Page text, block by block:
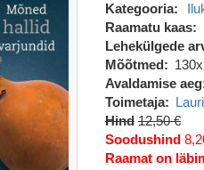
Kategooria
Raamatu kaas
Lehekülgede
Mõõtmed
Avaldamise aeg
Toimetaja
Hind 12,50 €
Soodushind
Raamat on